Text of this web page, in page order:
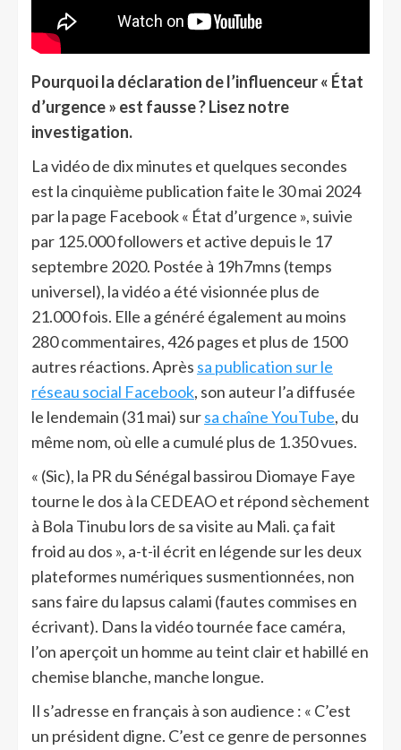
Pourquoi la déclaration de l’influenceur « État
d’urgence » est fausse ? Lisez notre
investigation.
La vidéo de dix minutes et quelques secondes
est la cinquième publication faite le 30 mai 2024
par la page Facebook « État d’urgence », suivie
par 125.000 followers et active depuis le 17
septembre 2020. Postée à 19h7mns (temps
universel), la vidéo a été visionnée plus de
21.000 fois. Elle a généré également au moins
280 commentaires, 426 pages et plus de 1500
autres réactions. Après sa publication sur le
réseau social Facebook, son auteur l’a diffusée
le lendemain (31 mai) sursa chaîne YouTube, du
même nom, où elle a cumulé plus de 1.350 vues.
« (Sic), la PR du Sénégal bassirou Diomaye Faye
tourne le dos à la CEDEAO et répond sèchement
à Bola Tinubu lors de sa visite au Mali. ça fait
froid au dos », a-t-il écrit en légende sur les deux
plateformes numériques susmentionnées, non
sans faire du lapsus calami (fautes commises en
écrivant). Dans la vidéo tournée face caméra,
l’on aperçoit un homme au teint clair et habillé en
chemise blanche, manche longue.
Il s’adresse en français à son audience : « C’est
un président digne. C’est ce genre de personnes